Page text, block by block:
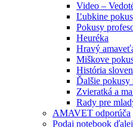
Video –
Ľubkine
Pokusy
Heuréka
Hravý
Miškove
História
Ďalšie pokusy
Zvieratká a
Rady pre
AMAVET odporúča
Podaj notebook ďalej